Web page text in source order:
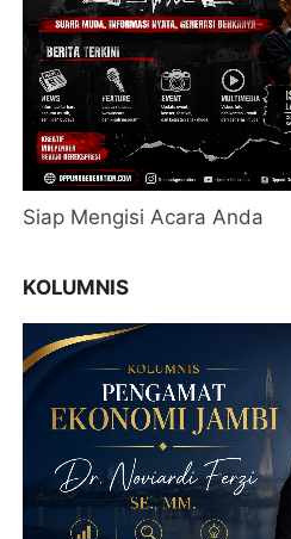
Siap Mengisi Acara Anda
KOLUMNIS